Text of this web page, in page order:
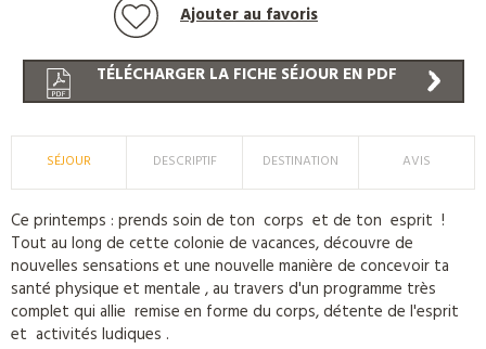
Ajouter au favoris
TÉLÉCHARGER LA FICHE SÉJOUR EN PDF
SÉJOUR DESCRIPTIF DESTINATION AVIS
Ce printemps : prends soin de ton corps et de ton esprit !
Tout au long de cette colonie de vacances, découvre de
nouvelles sensations et une nouvelle manière de concevoir ta
santé physique et mentale , au travers d'un programme très
complet qui allie remise en forme du corps, détente de l'esprit
et activités ludiques .